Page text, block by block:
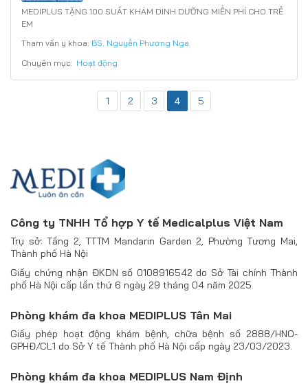
MEDIPLUS TẶNG 100 SUẤT KHÁM DINH DƯỠNG MIỄN PHÍ CHO TRẺ
EM
Tham vấn y khoa: BS. Nguyễn Phương Nga
Chuyên mục: Hoạt động
1 2 3 4 5
Công ty TNHH Tổ hợp Y tế Medicalplus Việt Nam
Trụ sở: Tầng 2, TTTM Mandarin Garden 2, Phường Tương Mai,
Thành phố Hà Nội
Giấy chứng nhận ĐKDN số 0108916542 do Sở Tài chính Thành
phố Hà Nội cấp lần thứ 6 ngày 29 tháng 04 năm 2025.
Phòng khám đa khoa MEDIPLUS Tân Mai
Giấy phép hoạt động khám bệnh, chữa bệnh số 2888/HNO-
GPHĐ/CL1 do Sở Y tế Thành phố Hà Nội cấp ngày 23/03/2023.
Phòng khám đa khoa MEDIPLUS Nam Định